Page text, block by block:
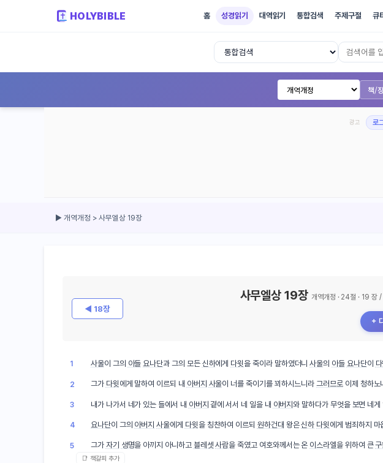
HOLYBIBLE 홈 성경읽기 대역읽기 통합검색 주제구절 큐
성경읽기 - 개역개정 개역한글 NIV KJV 17개 번역본 온라
책/
광고 로
▶ 개역개정 > 사무엘상 19장
◀ 18장
사무엘상 19장 개역개정 · 24절 · 19 장
＋
1 사울이 그의 아들 요나단과 그의 모든 신하에게 다윗을 죽이라 말하였더니사울의 아들 요나단이
2 그가 다윗 에게 말하여 이르되 내 아버지 사울이 너를 죽이기를 꾀하시느니라그러므로이제 청하노
3 내가 나가서 네가 있는 들에서 내 아버지 곁에 서서 네 일을 내 아버지와 말하다가 무엇을 보면 네게
4 요나단이 그의 아버지 사울에게 다윗을 칭찬하여 이르되 원하건대 왕은신하 다윗 에게 범죄하지
5 그가 자기 생명을 아끼지 아니하고 블레셋 사람을 죽였고 여호와께서는 온 이스라엘을 위하여 큰
📑 책갈피 추가